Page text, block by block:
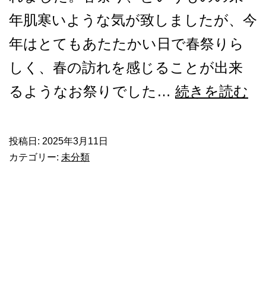
年肌寒いような気が致しましたが、今
年はとてもあたたかい日で春祭りら
しく、春の訪れを感じることが出来
るようなお祭りでした… 続きを読む
投稿日: 2025年3月11日
カテゴリー: 未分類